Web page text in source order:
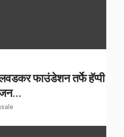
फाउंडेशन तर्फे हॅप्पी